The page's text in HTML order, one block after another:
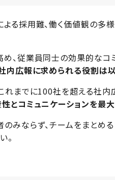
る採用難、働く価値観の多
、従業員同士の効果的なコ
内広報に求められる役割は
れまでに100社を超える社内
とコミュニケーションを最
みならず、チームをまとめ
。